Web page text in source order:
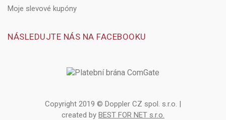
Moje slevové kupóny
NÁSLEDUJTE NÁS NA FACEBOOKU
Copyright 2019 © Doppler CZ spol. s.r.o. |
created by BEST FOR NET s.r.o.